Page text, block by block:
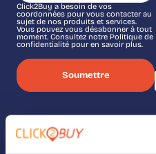
Click2Buy a besoin de vos
coordonnées pour vous contacter au
sujet de nos produits et services.
Vous pouvez vous désabonner à tout
moment. Consultez notre Politique de
confidentialité pour en savoir plus.